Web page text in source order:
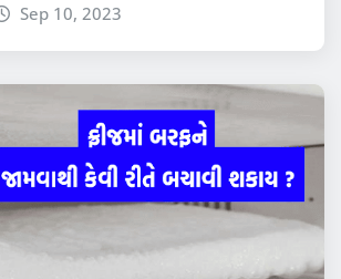
Sep 10, 2023